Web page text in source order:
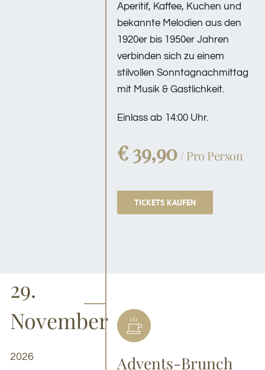
Aperitif, Kaffee, Kuchen und
bekannte Melodien aus den
1920er bis 1950er Jahren
verbinden sich zu einem
stilvollen Sonntagnachmittag
mit Musik & Gastlichkeit.
Einlass ab 14:00 Uhr.
€ 39,90/ Pro Person
TICKETS KAUFEN
29.
November
2026 Advents-Brunch